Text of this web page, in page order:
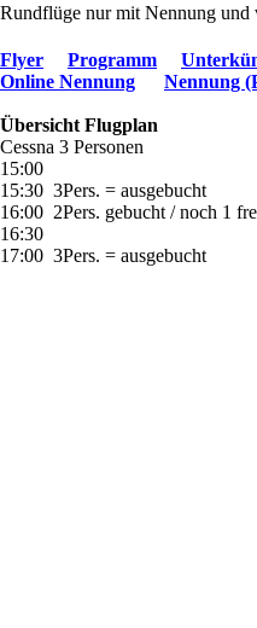
Rundflüge nur mit Nennung
Flyer Programm
Online Nennung
Nennung
Übersicht Flugplan
Cessna 3 Personen
15:00
15:30 3Pers. =
16:00 2Pers. gebucht /
16:30
17:00